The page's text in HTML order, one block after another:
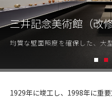
NEWS
CORPORATE
RECRUIT
三井記念美術館（改
均質な壁面照度を確保した、大
1929年に竣工し、1998年に重